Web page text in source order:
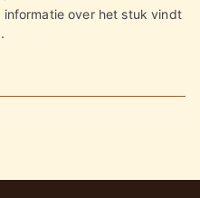
informatie over het stuk vindt
.